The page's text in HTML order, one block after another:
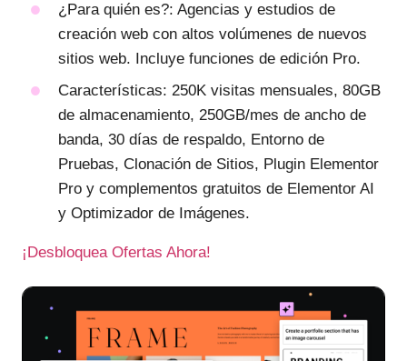
¿Para quién es?: Agencias y estudios de
creación web con altos volúmenes de nuevos
sitios web. Incluye funciones de edición Pro.
Características: 250K visitas mensuales, 80GB
de almacenamiento, 250GB/mes de ancho de
banda, 30 días de respaldo, Entorno de
Pruebas, Clonación de Sitios, Plugin Elementor
Pro y complementos gratuitos de Elementor AI
y Optimizador de Imágenes.
¡Desbloquea Ofertas Ahora!